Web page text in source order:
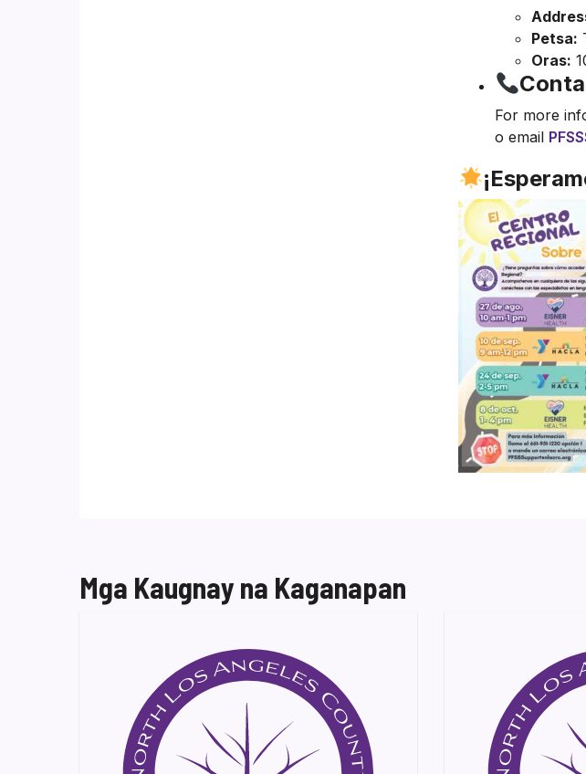
Petsa:
Oras:
For more
o email
Mga Kaugnay na Kaganapan